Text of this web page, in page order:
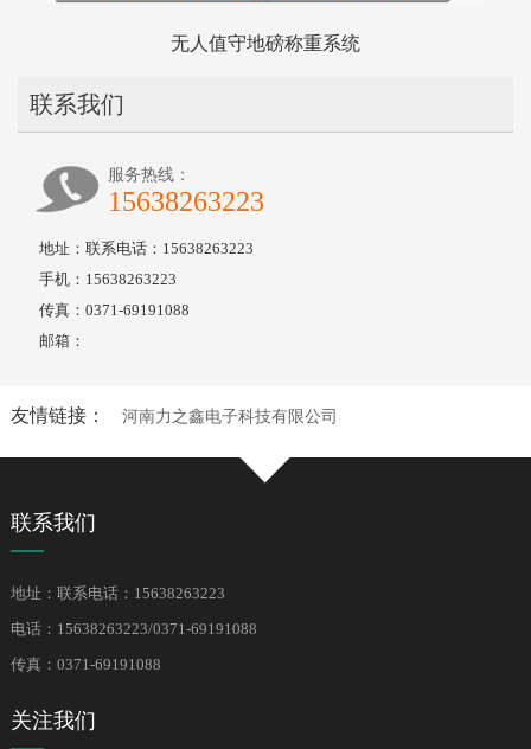
无人值守地磅称重系统
联系我们
服务热线：
15638263223
地址：联系电话：15638263223
手机：15638263223
传真：0371-69191088
邮箱：
友情链接： 河南力之鑫电子科技有限公司
联系我们
地址：联系电话：15638263223
电话：15638263223/0371-69191088
传真：0371-69191088
关注我们